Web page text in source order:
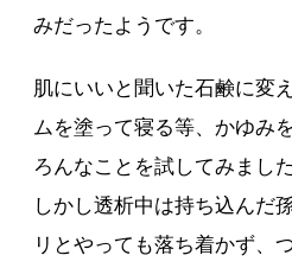
みだったようです。
肌にいいと聞いた石鹸に変
ムを塗って寝る等、かゆみ
ろんなことを試してみました
しかし透析中は持ち込んだ
リとやっても落ち着かず、